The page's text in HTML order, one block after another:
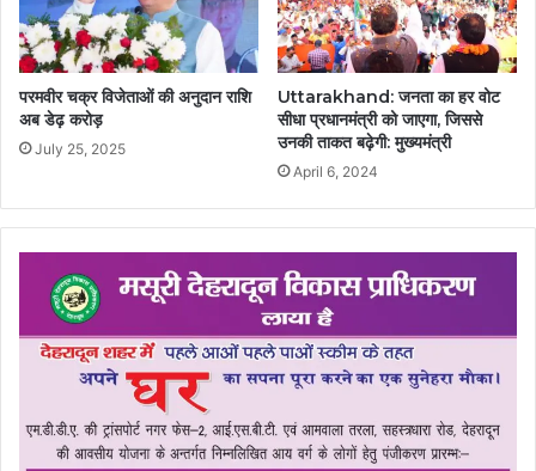
परमवीर चक्र विजेताओं की अनुदान राशि
अब डेढ़ करोड़
July 25, 2025
Uttarakhand: जनता का हर वोट
सीधा प्रधानमंत्री को जाएगा, जिससे
उनकी ताकत बढ़ेगी: मुख्यमंत्री
April 6, 2024